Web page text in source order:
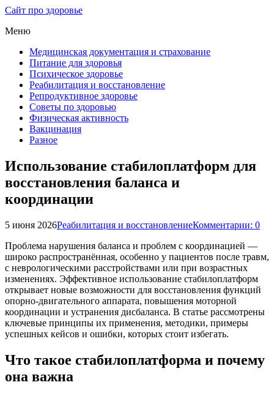
Сайт про здоровье
Меню
Медицинская документация и страхование
Питание для здоровья
Психическое здоровье
Реабилитация и восстановление
Репродуктивное здоровье
Советы по здоровью
Физическая активность
Вакцинация
Разное
Использование стабилоплатформ для
восстановления баланса и
координации
5 июня 2026Реабилитация и восстановлениеКомментарии: 0
Проблема нарушения баланса и проблем с координацией —
широко распространённая, особенно у пациентов после травм,
с неврологическими расстройствами или при возрастных
изменениях. Эффективное использование стабилоплатформ
открывает новые возможности для восстановления функций
опорно-двигательного аппарата, повышения моторной
координации и устранения дисбаланса. В статье рассмотрены
ключевые принципы их применения, методики, примеры
успешных кейсов и ошибки, которых стоит избегать.
Что такое стабилоплатформа и почему
она важна